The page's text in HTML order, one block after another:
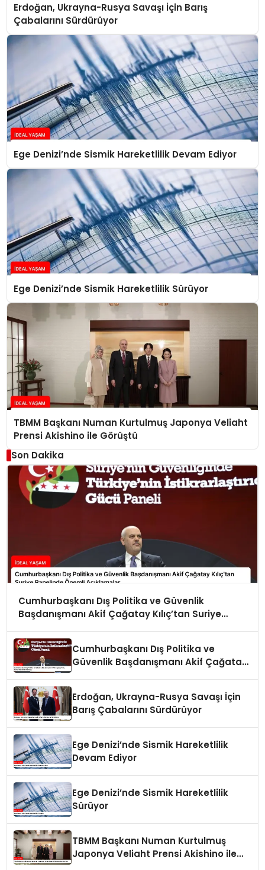
Erdoğan, Ukrayna-Rusya Savaşı İçin Barış
Çabalarını Sürdürüyor
Ege Denizi’nde Sismik Hareketlilik Devam Ediyor
Ege Denizi’nde Sismik Hareketlilik Sürüyor
TBMM Başkanı Numan Kurtulmuş Japonya Veliaht
Prensi Akishino ile Görüştü
Son Dakika
Cumhurbaşkanı Dış Politika ve Güvenlik
Başdanışmanı Akif Çağatay Kılıç’tan Suriye
Cumhurbaşkanı Dış Politika ve
Güvenlik Başdanışmanı Akif Çağatay
Erdoğan, Ukrayna-Rusya Savaşı İçin
Barış Çabalarını Sürdürüyor
Ege Denizi’nde Sismik Hareketlilik
Devam Ediyor
Ege Denizi’nde Sismik Hareketlilik
Sürüyor
TBMM Başkanı Numan Kurtulmuş
Japonya Veliaht Prensi Akishino ile